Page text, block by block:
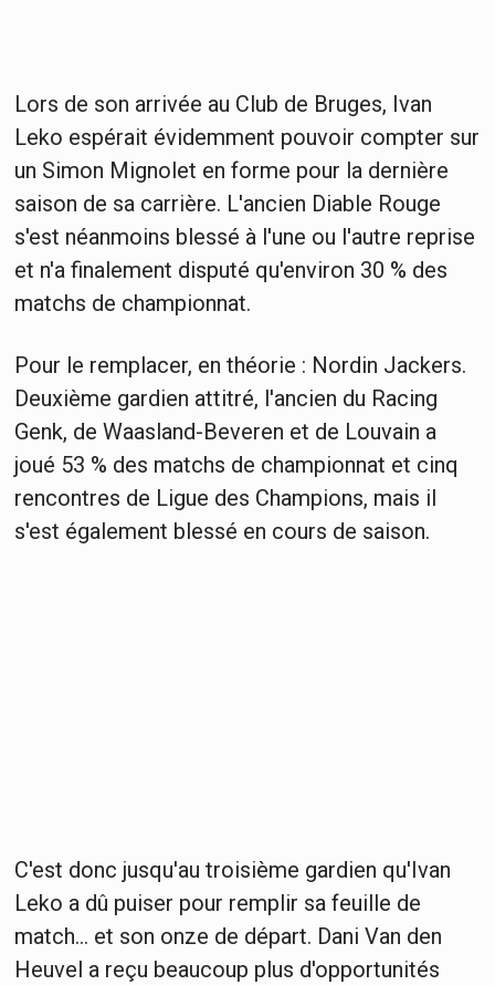
Lors de son arrivée au Club de Bruges, Ivan
Leko espérait évidemment pouvoir compter sur
un Simon Mignolet en forme pour la dernière
saison de sa carrière. L'ancien Diable Rouge
s'est néanmoins blessé à l'une ou l'autre reprise
et n'a finalement disputé qu'environ 30 % des
matchs de championnat.
Pour le remplacer, en théorie : Nordin Jackers.
Deuxième gardien attitré, l'ancien du Racing
Genk, de Waasland-Beveren et de Louvain a
joué 53 % des matchs de championnat et cinq
rencontres de Ligue des Champions, mais il
s'est également blessé en cours de saison.
C'est donc jusqu'au troisième gardien qu'Ivan
Leko a dû puiser pour remplir sa feuille de
match... et son onze de départ. Dani Van den
Heuvel a reçu beaucoup plus d'opportunités